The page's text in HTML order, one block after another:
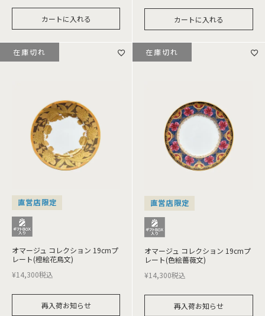
カートに入れる カートに入れる
直営店限定
オマージュ コレクション 19cmプ
レート(橙絵花鳥文)
¥14,300税込
再入荷お知らせ
在庫切れ
直営店限定
オマージュ コレクション 19cmプ
レート(色絵薔薇文)
¥14,300税込
再入荷お知らせ
在庫切れ